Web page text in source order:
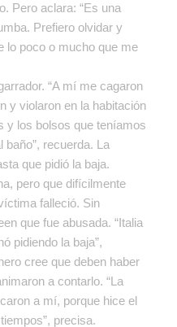
Pero aclara: “Es una
Prefiero olvidar y
lo poco o mucho que me
“A mí me cagaron
y violaron en la habitación
y los bolsos que teníamos
recuerda. La
que pidió la baja.
pero que difícilmente
falleció. Sin
que fue abusada. “Italia
pidiendo la baja”,
cree que deben haber
a contarlo. “La
a mí, porque hice el
precisa.